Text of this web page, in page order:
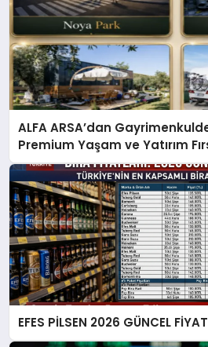
ALFA ARSA’dan
Premium Yaşam ve Yatırım
EFES PİLSEN 2026 GÜNCEL